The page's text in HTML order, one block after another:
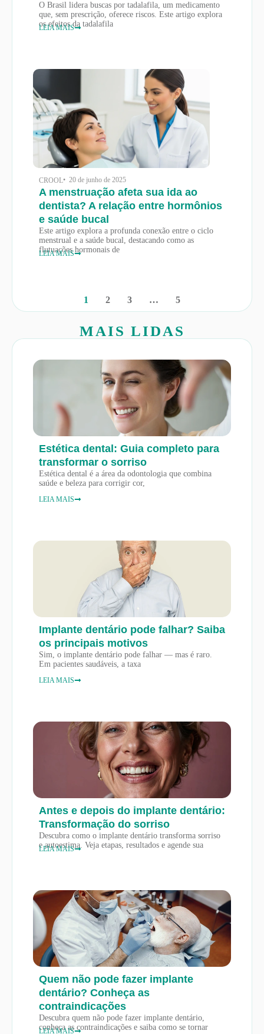
O Brasil lidera buscas por tadalafila, um medicamento
que, sem prescrição, oferece riscos. Este artigo explora
os efeitos da tadalafila
LEIA MAIS
CROOL• 20 de junho de 2025
A menstruação afeta sua ida ao
dentista? A relação entre hormônios
e saúde bucal
Este artigo explora a profunda conexão entre o ciclo
menstrual e a saúde bucal, destacando como as
flutuações hormonais de
LEIA MAIS
1 2 3 … 5
MAIS LIDAS
Estética dental: Guia completo para
transformar o sorriso
Estética dental é a área da odontologia que combina
saúde e beleza para corrigir cor,
LEIA MAIS
Implante dentário pode falhar? Saiba
os principais motivos
Sim, o implante dentário pode falhar — mas é raro.
Em pacientes saudáveis, a taxa
LEIA MAIS
Antes e depois do implante dentário:
Transformação do sorriso
Descubra como o implante dentário transforma sorriso
e autoestima. Veja etapas, resultados e agende sua
LEIA MAIS
Quem não pode fazer implante
dentário? Conheça as
contraindicações
Descubra quem não pode fazer implante dentário,
conheça as contraindicações e saiba como se tornar
LEIA MAIS